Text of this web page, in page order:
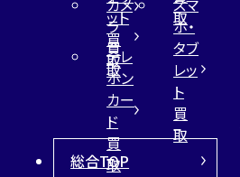
ット
買
取
取
ラ
買
取
ホ・
タブ
レッ
ト
買
取
テレ
ホン
カー
ド
買
取
総合TOP